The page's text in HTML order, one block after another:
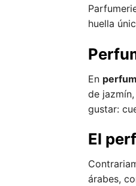
huella
En
de
gustar:
El
árabes,